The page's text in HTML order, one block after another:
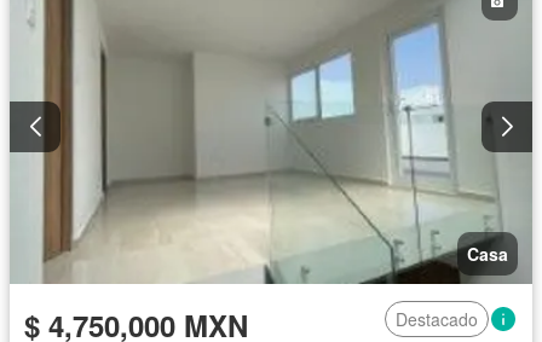
Seguridad
Zonas verdes Sin amueblar
Casa
$ 4,750,000 MXN
Destacado